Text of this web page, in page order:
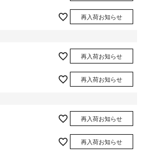
再入荷お知らせ
再入荷お知らせ
再入荷お知らせ
再入荷お知らせ
再入荷お知らせ